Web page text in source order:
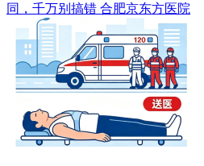
同，千万别搞错 合肥京东方医院